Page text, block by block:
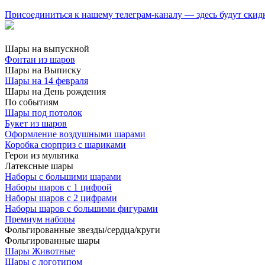
Присоединиться к нашему телеграм-каналу — здесь будут
Шары на выпускной
Фонтан из шаров
Шары на Выписку
Шары на 14 февраля
Шары на День рождения
По событиям
Шары под потолок
Букет из шаров
Оформление воздушными шарами
Коробка сюрприз с шариками
Герои из мультика
Латексные шары
Наборы с большими шарами
Наборы шаров с 1 цифрой
Наборы шаров с 2 цифрами
Наборы шаров с большими фигурами
Премиум наборы
Фольгированные звезды/сердца/круги
Фольгированные шары
Шары Животные
Шары с логотипом